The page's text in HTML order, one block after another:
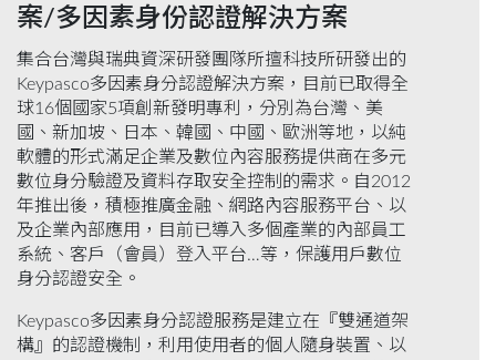
案/多因素身份認證解決方案
集合台灣與瑞典資深研發團隊所擅科技所研發出的
Keypasco多因素身分認證解決方案，目前已取得全
球16個國家5項創新發明專利，分別為台灣、美
國、新加坡、日本、韓國、中國、歐洲等地，以純
軟體的形式滿足企業及數位內容服務提供商在多元
數位身分驗證及資料存取安全控制的需求。自2012
年推出後，積極推廣金融、網路內容服務平台、以
及企業內部應用，目前已導入多個產業的內部員工
系統、客戶（會員）登入平台…等，保護用戶數位
身分認證安全。
Keypasco多因素身分認證服務是建立在『雙通道架
構』的認證機制，利用使用者的個人隨身裝置、以